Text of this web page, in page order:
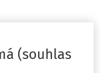
odvodová
práce z
(souhlas